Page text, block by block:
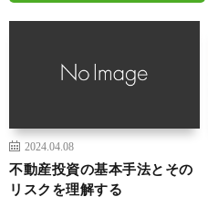
2024.04.08
不動産投資の基本手法とその
リスクを理解する